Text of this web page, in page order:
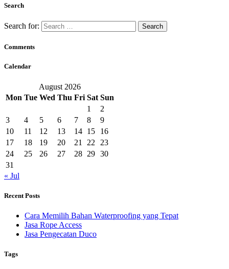
Search
Search for:
Comments
Calendar
August 2026
Mon Tue Wed Thu Fri Sat Sun
1
2
3
4 5 6 7 8
9
10
11 12 13 14 15
16
17
18 19 20 21 22
23
24
25 26 27 28 29 30
31
« Jul
Recent Posts
Cara Memilih Bahan Waterproofing yang Tepat
Jasa Rope Access
Jasa Pengecatan Duco
Tags